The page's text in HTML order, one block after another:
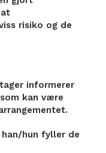
risiko og de
informerer
kan være
hun fyller de